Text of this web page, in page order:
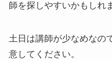
師を探しやすいかもしれ
土日は講師が少なめなの
意してください。